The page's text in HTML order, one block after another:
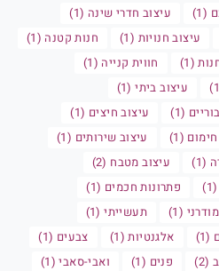
(1)
עיצוב חדרי שינה (1)
עיצוב חנויות (1)
חנות קטנה (1)
(1)
חווית קנייה (1)
עיצוב ביתי (1)
(1)
עיצוב חיצים (1)
(1)
עיצוב שירותים (1)
(1)
עיצוב מטבח (2)
פתרונות חכמים (1)
(1)
תעשייתי (1)
אלגנטיות (1)
צבעים (1)
(2) פנים (1)
ואבי-סאבי (1)